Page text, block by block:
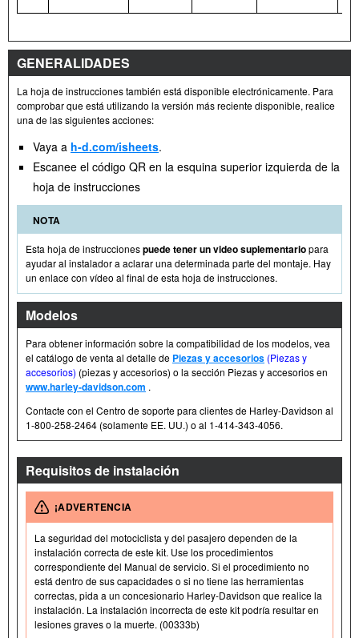
GENERALIDADES
La hoja de instrucciones también está disponible electrónicamente. Para
comprobar que está utilizando la versión más reciente disponible, realice
una de las siguientes acciones:
Vaya a h-d.com/isheets.
Escanee el código QR en la esquina superior izquierda de la
hoja de instrucciones
NOTA
Esta hoja de instruccionespuede tener un video suplementariopara
ayudar al instalador a aclarar una determinada parte del montaje. Hay
un enlace con vídeo al final de esta hoja de instrucciones.
Modelos
Para obtener información sobre la compatibilidad de los modelos, vea
el catálogo de venta al detalle de Piezas y accesorios (Piezas y
accesorios) (piezas y accesorios) o la sección Piezas y accesorios en
www.harley-davidson.com .
Contacte con el Centro de soporte para clientes de Harley-Davidson al
1-800-258-2464 (solamente EE. UU.) o al 1-414-343-4056.
Requisitos de instalación
¡ADVERTENCIA
La seguridad del motociclista y del pasajero dependen de la
instalación correcta de este kit. Use los procedimientos
correspondiente del Manual de servicio. Si el procedimiento no
está dentro de sus capacidades o si no tiene las herramientas
correctas, pida a un concesionario Harley-Davidson que realice la
instalación. La instalación incorrecta de este kit podría resultar en
lesiones graves o la muerte. (00333b)